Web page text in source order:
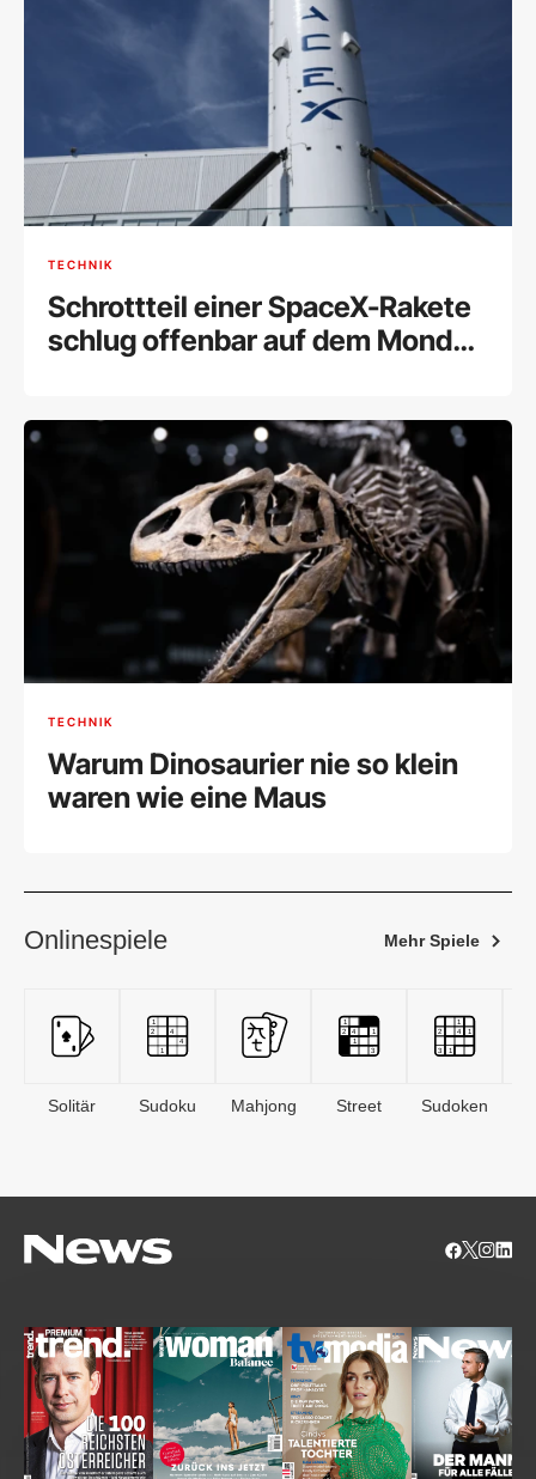
TECHNIK
Schrottteil einer SpaceX-Rakete
schlug offenbar auf dem Mond
TECHNIK
Warum Dinosaurier nie so klein
waren wie eine Maus
Onlinespiele Mehr Spiele
Solitär Sudoku Mahjong Street Sudoken